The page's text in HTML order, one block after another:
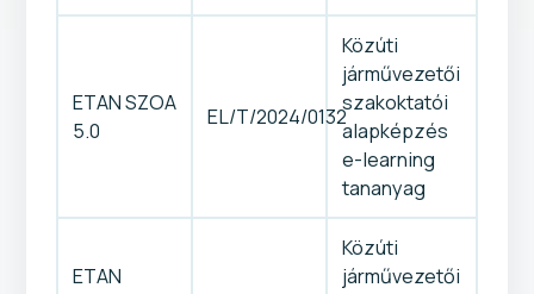
ETAN SZOA
5.0
EL/T/2024/0132
Közúti
járművezetői
szakoktatói
alapképzés
e-learning
tananyag
ETAN
Közúti
járművezetői